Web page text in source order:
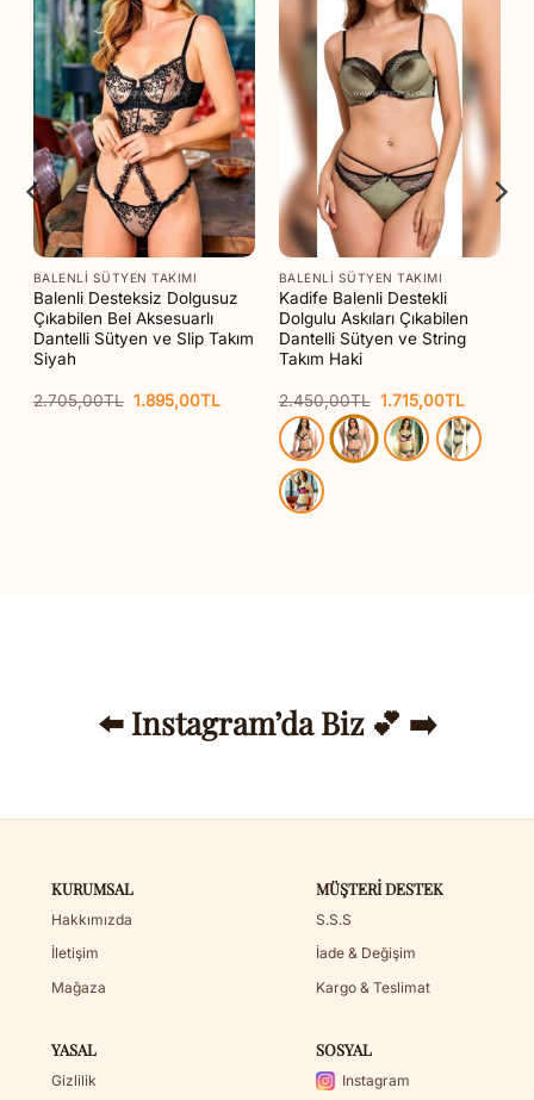
BALENLI SÜTYEN TAKIMI
Balenli Desteksiz Dolgusuz
Çıkabilen Bel Aksesuarlı
Dantelli Sütyen ve Slip Takım
Siyah
2.705,00TL Orijinal
1.895,00TL
1.895,00TL.
BALENLI SÜTYEN TAKIMI
Kadife Balenli Destekli
Dolgulu Askıları Çıkabilen
Dantelli Sütyen ve String
Takım Haki
2.450,00TL Orijinal
fiyat:
2.450,00TL.
1.715,00TL
andaki
fiyat:
⬅️ Instagram’da Biz 💕 ➡️
KURUMSAL
Hakkımızda
İletişim
Mağaza
MÜŞTERI DESTEK
S.S.S
İade & Değişim
Kargo & Teslimat
YASAL
Gizlilik
SOSYAL
Instagram